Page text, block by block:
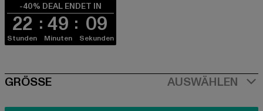
-40% DEAL ENDET IN
22
Stunden
49
Minuten
09
Sekunden
SIZE
GRÖSSE AUSWÄHLEN